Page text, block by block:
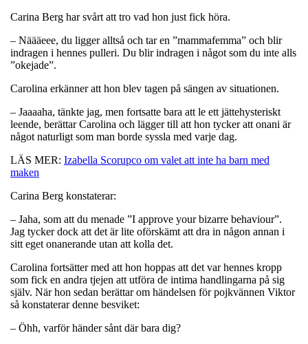
Carina Berg har svårt att tro vad hon just fick höra.
– Näääeee, du ligger alltså och tar en ”mammafemma” och blir
indragen i hennes pulleri. Du blir indragen i något som du inte alls
”okejade”.
Carolina erkänner att hon blev tagen på sängen av situationen.
– Jaaaaha, tänkte jag, men fortsatte bara att le ett jättehysteriskt
leende, berättar Carolina och lägger till att hon tycker att onani är
något naturligt som man borde syssla med varje dag.
LÄS MER: Izabella Scorupco om valet att inte ha barn med
maken
Carina Berg konstaterar:
– Jaha, som att du menade ”I approve your bizarre behaviour”.
Jag tycker dock att det är lite oförskämt att dra in någon annan i
sitt eget onanerande utan att kolla det.
Carolina fortsätter med att hon hoppas att det var hennes kropp
som fick en andra tjejen att utföra de intima handlingarna på sig
själv. När hon sedan berättar om händelsen för pojkvännen Viktor
så konstaterar denne besviket:
– Öhh, varför händer sånt där bara dig?